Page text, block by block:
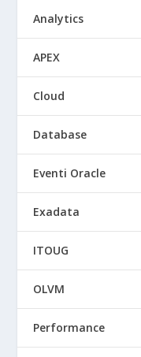
Analytics
APEX
Cloud
Database
Eventi Oracle
Exadata
ITOUG
OLVM
Performance